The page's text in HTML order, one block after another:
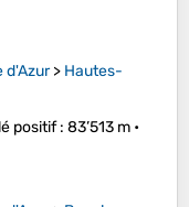
d'Azur> Hautes-
positif: 83’513 m •